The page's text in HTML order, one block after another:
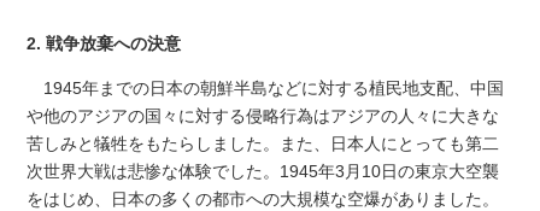
2. 戦争放棄への決意
1945年までの日本の朝鮮半島などに対する植民地支配、中国
や他のアジアの国々に対する侵略行為はアジアの人々に大きな
苦しみと犠牲をもたらしました。また、日本人にとっても第二
次世界大戦は悲惨な体験でした。1945年3月10日の東京大空襲
をはじめ、日本の多くの都市への大規模な空爆がありました。